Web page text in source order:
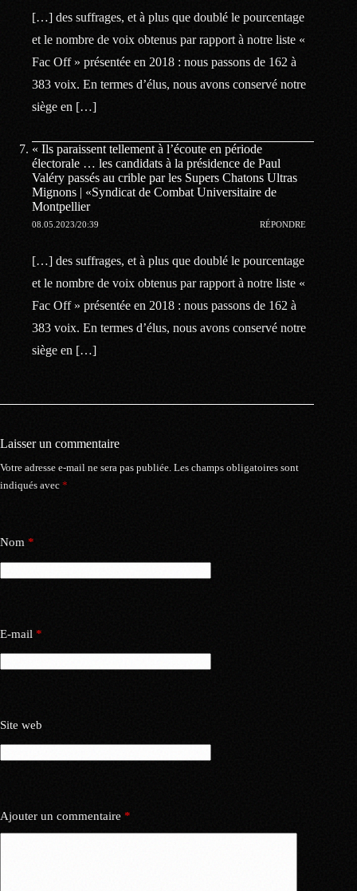
[…] des suffrages, et à plus que doublé le pourcentage
et le nombre de voix obtenus par rapport à notre liste «
Fac Off » présentée en 2018 : nous passons de 162 à
383 voix. En termes d’élus, nous avons conservé notre
siège en […]
« Ils paraissent tellement à l’écoute en période
électorale … les candidats à la présidence de Paul
Valéry passés au crible par les Supers Chatons Ultras
Mignons | «Syndicat de Combat Universitaire de
Montpellier
08.05.2023/20:39 RÉPONDRE
[…] des suffrages, et à plus que doublé le pourcentage
et le nombre de voix obtenus par rapport à notre liste «
Fac Off » présentée en 2018 : nous passons de 162 à
383 voix. En termes d’élus, nous avons conservé notre
siège en […]
Laisser un commentaire
Votre adresse e-mail ne sera pas publiée. Les champs obligatoires sont
indiqués avec *
Nom *
E-mail *
Site web
Ajouter un commentaire *